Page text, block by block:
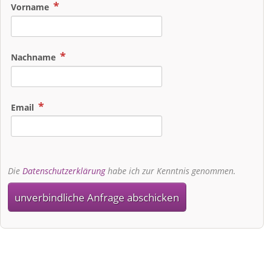
Vorname
Nachname
Email
Die Datenschutzerklärunghabe ich zur Kenntnis genommen.
unverbindliche Anfrage abschicken